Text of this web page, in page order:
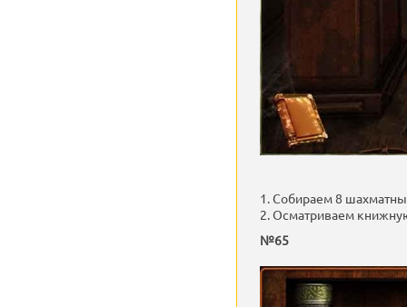
1. Собираем 8
2. Осматриваем
№65